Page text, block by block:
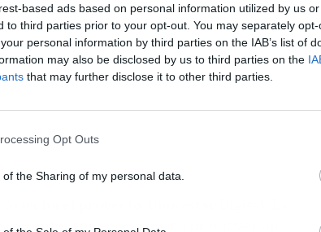
based ads based on personal information utilized by us
to third parties prior to your opt-out. You may separately
personal information by third parties on the IAB’s list of
may also be disclosed by us to third parties on the
that may further disclose it to other third parties.
Opt Outs
the Sharing of my personal data.
marcha el proyecto
con el que busca promover un